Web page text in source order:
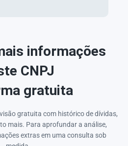
informações
CNPJ
gratuita
gratuita com histórico de dívidas,
mais. Para aprofundar a análise,
extras em uma consulta sob